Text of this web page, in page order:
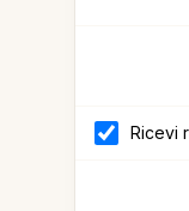
Ricevi